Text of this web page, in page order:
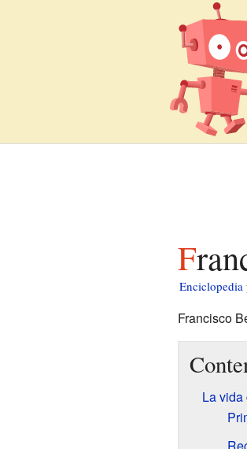
Enciclopedia
Francisco
La vida